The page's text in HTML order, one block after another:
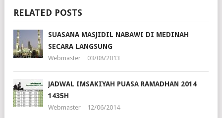
RELATED POSTS
SUASANA MASJIDIL NABAWI DI MEDINAH
SECARA LANGSUNG
Webmaster 03/08/2013
JADWAL IMSAKIYAH PUASA RAMADHAN 2014
1435H
Webmaster 12/06/2014